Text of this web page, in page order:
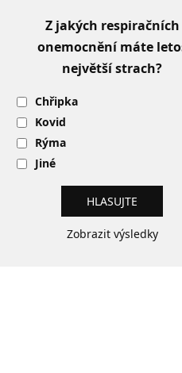
Z jakých respiračních
onemocnění máte
největší strach?
Chřipka
Kovid
Rýma
Jiné
Zobrazit výsledky